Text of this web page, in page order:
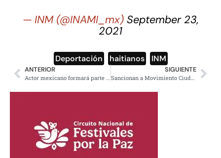
— INM (@INAMI_mx) September 23,
2021
Deportación haitianos INM
ANTERIOR
Actor mexicano formará parte de la película live-action de Los Caballeros del Zodiaco
SIGUIENTE
Sancionan a Movimiento Ciudadano por triangulación de recursos